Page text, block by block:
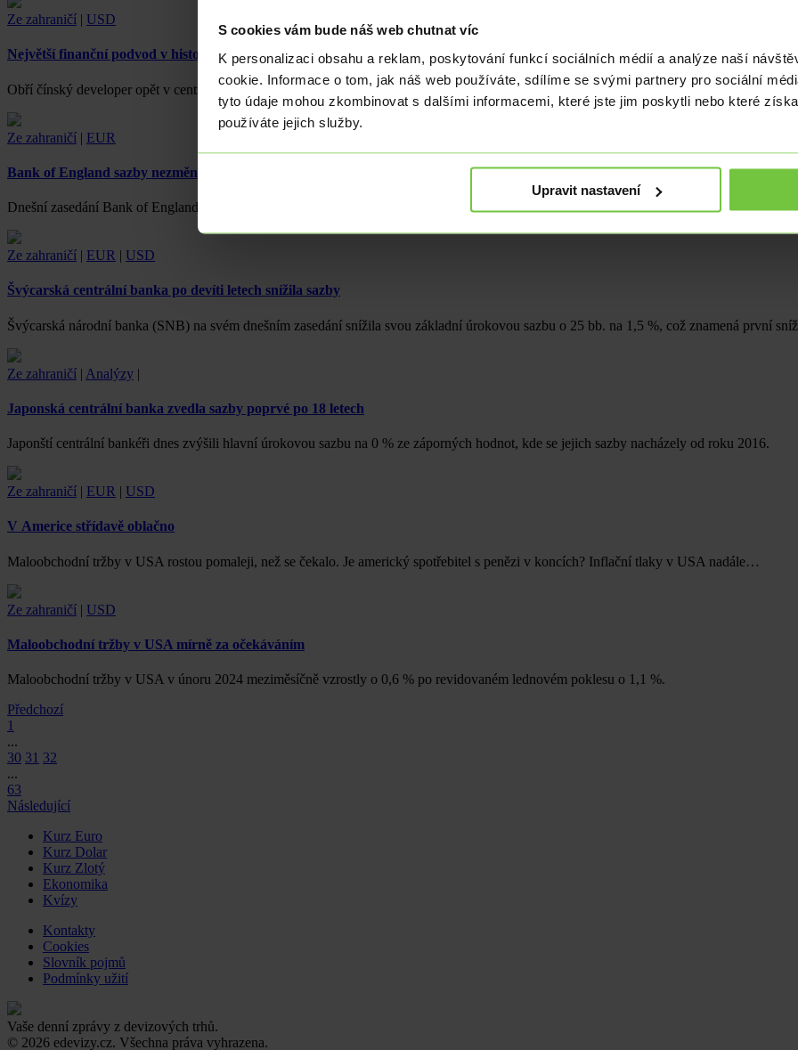
S cookies vám bude náš web chutnat víc
K personalizaci obsahu a reklam, poskytování funkcí sociálních médií a analýze naší
cookie. Informace o tom, jak náš web používáte, sdílíme se svými partnery pro sociální
tyto údaje mohou zkombinovat s dalšími informacemi, které jste jim poskytli nebo které
používáte jejich služby.
Upravit nastavení
Ze zahraničí | USD
Největší finanční podvod v historii
Obří čínský developer opět v centru pozornosti zpravodajských agentur. V letech 2019–2020 zřejmě nadsadil své příjmy o téměř 76 mld.
Ze zahraničí | EUR
Bank of England sazby nezměnila
Dnešní zasedání Bank of England přineslo ponechání základní sazby na úrovni 5,25 %.
Ze zahraničí | EUR | USD
Švýcarská centrální banka po devíti letech snížila sazby
Švýcarská národní banka (SNB) na svém dnešním zasedání snížila svou základní úrokovou sazbu o 25 bb. na 1,5 %, což znamená první
Ze zahraničí | Analýzy |
Japonská centrální banka zvedla sazby poprvé po 18 letech
Japonští centrální bankéři dnes zvýšili hlavní úrokovou sazbu na 0 % ze záporných hodnot, kde se jejich sazby nacházely od roku 2016.
Ze zahraničí | EUR | USD
V Americe střídavě oblačno
Maloobchodní tržby v USA rostou pomaleji, než se čekalo. Je americký spotřebitel s penězi v koncích? Inflační tlaky v USA nadále…
Ze zahraničí | USD
Maloobchodní tržby v USA mírně za očekáváním
Maloobchodní tržby v USA v únoru 2024 meziměsíčně vzrostly o 0,6 % po revidovaném lednovém poklesu o 1,1 %.
Předchozí
1
...
30 31 32
...
63
Následující
Kurz Euro
Kurz Dolar
Kurz Zlotý
Ekonomika
Kvízy
Kontakty
Cookies
Slovník pojmů
Podmínky užití
Vaše denní zprávy z devizových trhů.
© 2026 edevizy.cz. Všechna práva vyhrazena.